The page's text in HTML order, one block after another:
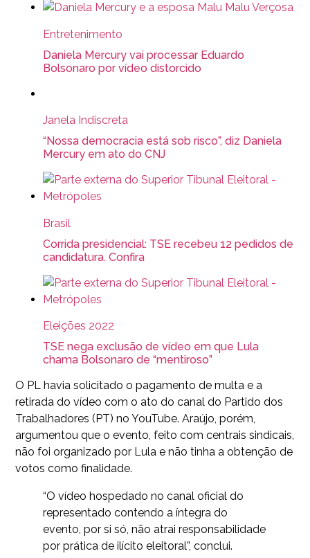
Entretenimento
Daniela Mercury vai processar Eduardo
Bolsonaro por vídeo distorcido
Janela Indiscreta
“Nossa democracia está sob risco”, diz Daniela
Mercury em ato do CNJ
Brasil
Corrida presidencial: TSE recebeu 12 pedidos de
candidatura. Confira
Eleições 2022
TSE nega exclusão de vídeo em que Lula
chama Bolsonaro de “mentiroso”
O PL havia solicitado o pagamento de multa e a
retirada do vídeo com o ato do canal do Partido dos
Trabalhadores (PT) no YouTube. Araújo, porém,
argumentou que o evento, feito com centrais sindicais,
não foi organizado por Lula e não tinha a obtenção de
votos como finalidade.
“O vídeo hospedado no canal oficial do
representado contendo a íntegra do
evento, por si só, não atrai responsabilidade
por prática de ilícito eleitoral”, conclui.